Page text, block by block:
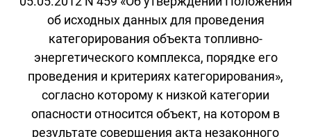
об исходных данных для проведения
категорирования объекта топливно-
энергетического комплекса, порядке его
проведения и критериях категорирования»,
согласно которому к низкой категории
опасности относится объект, на котором в
результате совершения акта незаконного